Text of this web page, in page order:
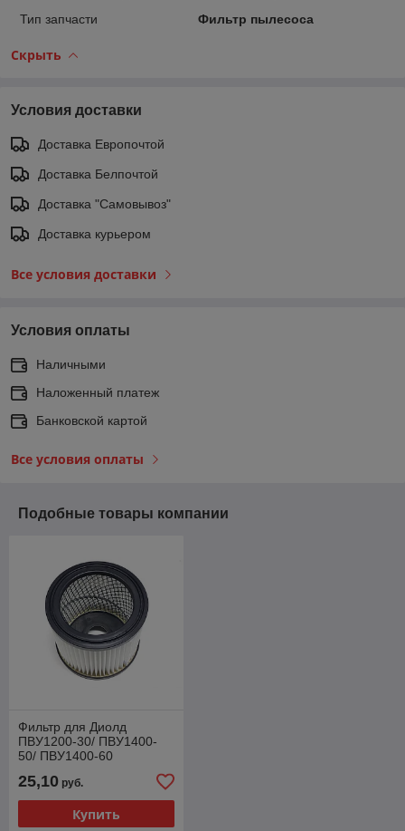
Тип запчасти
Фильтр пылесоса
Скрыть
Условия доставки
Доставка Европочтой
Доставка Белпочтой
Доставка "Самовывоз"
Доставка курьером
Все условия доставки
Условия оплаты
Наличными
Наложенный платеж
Банковской картой
Все условия оплаты
Подобные товары компании
Фильтр для Диолд
ПВУ1200-30/ ПВУ1400-
50/ ПВУ1400-60
25,10 руб.
Купить